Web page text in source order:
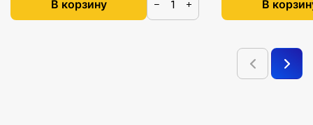
В корзину − + В